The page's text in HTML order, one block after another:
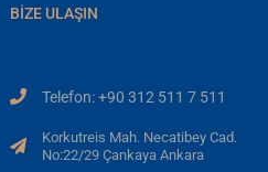
BIZE ULAŞIN
Telefon: +90 312 511 7 511
Korkutreis Mah. Necatibey Cad.
No:22/29 Çankaya Ankara